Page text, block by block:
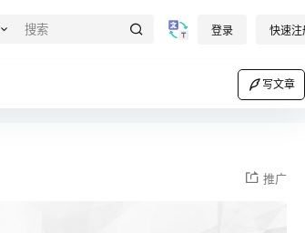
登录 快速注
写文章
推广